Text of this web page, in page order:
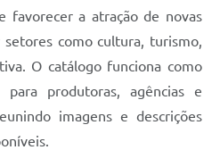
favorecer a atração de novas
como cultura, turismo,
O catálogo funciona como
produtoras, agências e
imagens e descrições